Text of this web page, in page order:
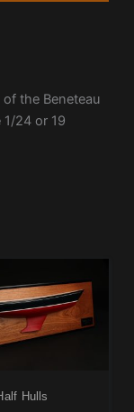
the Beneteau
1/24 or 19
Hulls